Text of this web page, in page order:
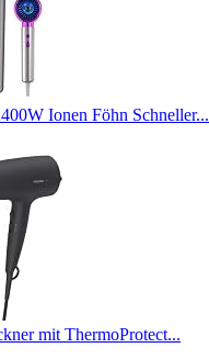
Ionen Föhn Schneller...
mit ThermoProtect...